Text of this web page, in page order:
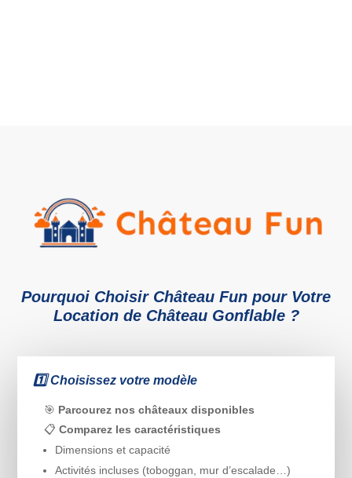
Pourquoi Choisir Château Fun pour Votre
Location de Château Gonflable ?
1️⃣ Choisissez votre modèle
🎯 Parcourez nos châteaux disponibles
📋Comparez les caractéristiques
Dimensions et capacité
Activités incluses (toboggan, mur d’escalade…)